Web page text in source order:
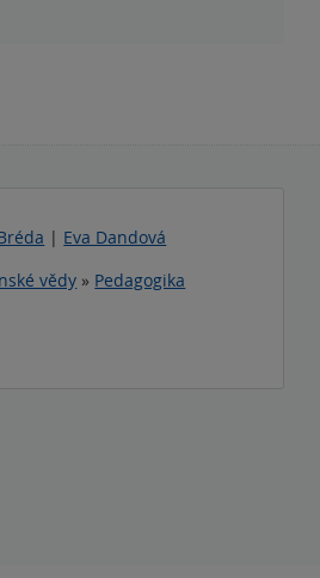
| Eva Dandová
vědy » Pedagogika